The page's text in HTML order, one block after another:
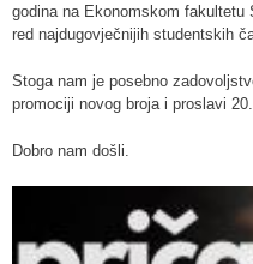
godina na Ekonomskom
red najdugovječnijih studentskih
Stoga nam je posebno
promociji novog broja i proslavi
Dobro nam došli.